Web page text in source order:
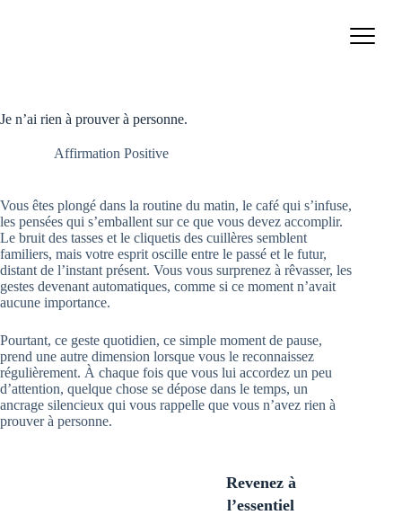
Je n’ai rien à prouver à personne.
Affirmation Positive
Vous êtes plongé dans la routine du matin, le café qui s’infuse,
les pensées qui s’emballent sur ce que vous devez accomplir.
Le bruit des tasses et le cliquetis des cuillères semblent
familiers, mais votre esprit oscille entre le passé et le futur,
distant de l’instant présent. Vous vous surprenez à rêvasser, les
gestes devenant automatiques, comme si ce moment n’avait
aucune importance.
Pourtant, ce geste quotidien, ce simple moment de pause,
prend une autre dimension lorsque vous le reconnaissez
régulièrement. À chaque fois que vous lui accordez un peu
d’attention, quelque chose se dépose dans le temps, un
ancrage silencieux qui vous rappelle que vous n’avez rien à
prouver à personne.
Revenez à
l’essentiel